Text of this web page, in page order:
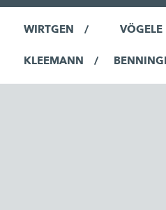
WIRTGEN VÖGELE
KLEEMANN